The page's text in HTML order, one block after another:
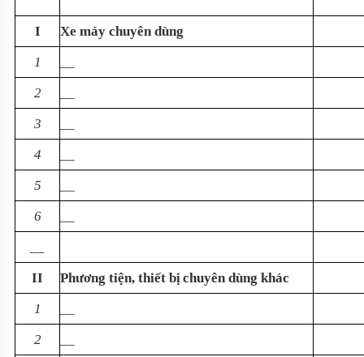
I
Xe máy chuyên dùng
1
2
3
4
5
6
II
Phương tiện, thiết bị chuyên dùng khác
1
2